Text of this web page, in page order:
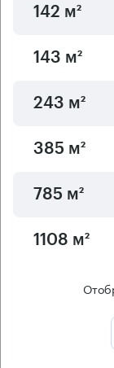
142 м²
143 м²
243 м²
385 м²
785 м²
1108 м²